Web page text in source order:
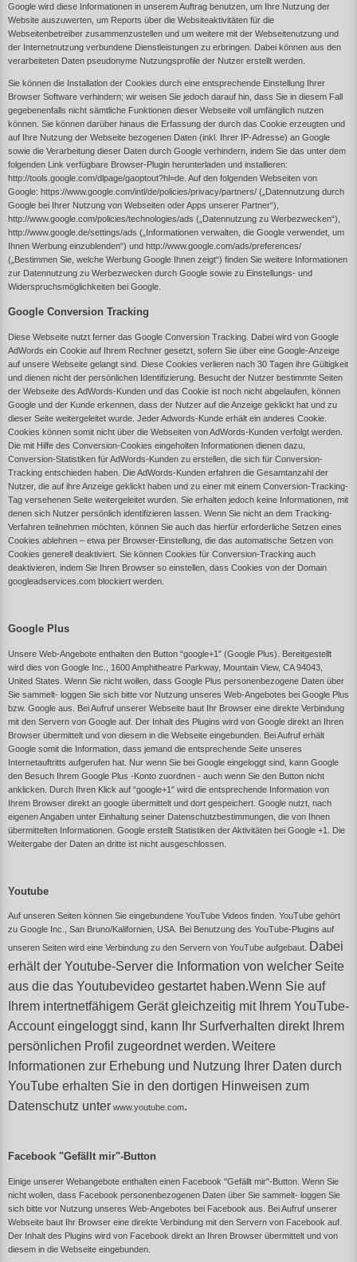
Google wird diese Informationen in unserem Auftrag benutzen, um Ihre Nutzung der
Website auszuwerten, um Reports über die Websiteaktivitäten für die
Webseitenbetreiber zusammenzustellen und um weitere mit der Webseitenutzung und
der Internetnutzung verbundene Dienstleistungen zu erbringen. Dabei können aus den
verarbeiteten Daten pseudonyme Nutzungsprofile der Nutzer erstellt werden.
Sie können die Installation der Cookies durch eine entsprechende Einstellung Ihrer
Browser Software verhindern; wir weisen Sie jedoch darauf hin, dass Sie in diesem Fall
gegebenenfalls nicht sämtliche Funktionen dieser Webseite voll umfänglich nutzen
können. Sie können darüber hinaus die Erfassung der durch das Cookie erzeugten und
auf Ihre Nutzung der Webseite bezogenen Daten (inkl. Ihrer IP-Adresse) an Google
sowie die Verarbeitung dieser Daten durch Google verhindern, indem Sie das unter dem
folgenden Link verfügbare Browser-Plugin herunterladen und installieren:
http://tools.google.com/dlpage/gaoptout?hl=de . Auf den folgenden Webseiten von
Google: https://www.google.com/intl/de/policies/privacy/partners/ („Datennutzung durch
Google bei Ihrer Nutzung von Webseiten oder Apps unserer Partner“),
http://www.google.com/policies/technologies/ads („Datennutzung zu Werbezwecken“),
http://www.google.de/settings/ads („Informationen verwalten, die Google verwendet, um
Ihnen Werbung einzublenden“) und http://www.google.com/ads/preferences/
(„Bestimmen Sie, welche Werbung Google Ihnen zeigt“) finden Sie weitere Informationen
zur Datennutzung zu Werbezwecken durch Google sowie zu Einstellungs- und
Widerspruchsmöglichkeiten bei Google.
Google Conversion Tracking
Diese Webseite nutzt ferner das Google Conversion Tracking. Dabei wird von Google
AdWords ein Cookie auf Ihrem Rechner gesetzt, sofern Sie über eine Google-Anzeige
auf unsere Webseite gelangt sind. Diese Cookies verlieren nach 30 Tagen ihre Gültigkeit
und dienen nicht der persönlichen Identifizierung. Besucht der Nutzer bestimmte Seiten
der Webseite des AdWords-Kunden und das Cookie ist noch nicht abgelaufen, können
Google und der Kunde erkennen, dass der Nutzer auf die Anzeige geklickt hat und zu
dieser Seite weitergeleitet wurde. Jeder Adwords-Kunde erhält ein anderes Cookie.
Cookies können somit nicht über die Webseiten von AdWords-Kunden verfolgt werden.
Die mit Hilfe des Conversion-Cookies eingeholten Informationen dienen dazu,
Conversion-Statistiken für AdWords-Kunden zu erstellen, die sich für Conversion-
Tracking entschieden haben. Die AdWords-Kunden erfahren die Gesamtanzahl der
Nutzer, die auf ihre Anzeige geklickt haben und zu einer mit einem Conversion-Tracking-
Tag versehenen Seite weitergeleitet wurden. Sie erhalten jedoch keine Informationen, mit
denen sich Nutzer persönlich identifizieren lassen. Wenn Sie nicht an dem Tracking-
Verfahren teilnehmen möchten, können Sie auch das hierfür erforderliche Setzen eines
Cookies ablehnen – etwa per Browser-Einstellung, die das automatische Setzen von
Cookies generell deaktiviert. Sie können Cookies für Conversion-Tracking auch
deaktivieren, indem Sie Ihren Browser so einstellen, dass Cookies von der Domain
googleadservices.com blockiert werden.
Google Plus
Unsere Web-Angebote enthalten den Button “google+1″ (Google Plus). Bereitgestellt
wird dies von Google Inc., 1600 Amphitheatre Parkway, Mountain View, CA 94043,
United States. Wenn Sie nicht wollen, dass Google Plus personenbezogene Daten über
Sie sammelt- loggen Sie sich bitte vor Nutzung unseres Web-Angebotes bei Google Plus
bzw. Google aus. Bei Aufruf unserer Webseite baut Ihr Browser eine direkte Verbindung
mit den Servern von Google auf. Der Inhalt des Plugins wird von Google direkt an Ihren
Browser übermittelt und von diesem in die Webseite eingebunden. Bei Aufruf erhält
Google somit die Information, dass jemand die entsprechende Seite unseres
Internetauftritts aufgerufen hat. Nur wenn Sie bei Google eingeloggt sind, kann Google
den Besuch Ihrem Google Plus -Konto zuordnen - auch wenn Sie den Button nicht
anklicken. Durch Ihren Klick auf “google+1″ wird die entsprechende Information von
Ihrem Browser direkt an google übermittelt und dort gespeichert. Google nutzt, nach
eigenen Angaben unter Einhaltung seiner Datenschutzbestimmungen, die von Ihnen
übermittelten Informationen. Google erstellt Statistiken der Aktivitäten bei Google +1. Die
Weitergabe der Daten an dritte ist nicht ausgeschlossen.
Youtube
Auf unseren Seiten können Sie eingebundene YouTube Videos finden. YouTube gehört
zu Google Inc., San Bruno/Kalifornien, USA. Bei Benutzung des YouTube-Plugins auf
unseren Seiten wird eine Verbindung zu den Servern von YouTube aufgebaut. Dabei
erhält der Youtube-Server die Information von welcher Seite
aus die das Youtubevideo gestartet haben.Wenn Sie auf
Ihrem intertnetfähigem Gerät gleichzeitig mit Ihrem YouTube-
Account eingeloggt sind, kann Ihr Surfverhalten direkt Ihrem
persönlichen Profil zugeordnet werden. Weitere
Informationen zur Erhebung und Nutzung Ihrer Daten durch
YouTube erhalten Sie in den dortigen Hinweisen zum
Datenschutz unter www.youtube.com.
Facebook "Gefällt mir"-Button
Einige unserer Webangebote enthalten einen Facebook "Gefällt mir"-Button. Wenn Sie
nicht wollen, dass Facebook personenbezogenen Daten über Sie sammelt- loggen Sie
sich bitte vor Nutzung unseres Web-Angebotes bei Facebook aus. Bei Aufruf unserer
Webseite baut Ihr Browser eine direkte Verbindung mit den Servern von Facebook auf.
Der Inhalt des Plugins wird von Facebook direkt an Ihren Browser übermittelt und von
diesem in die Webseite eingebunden.